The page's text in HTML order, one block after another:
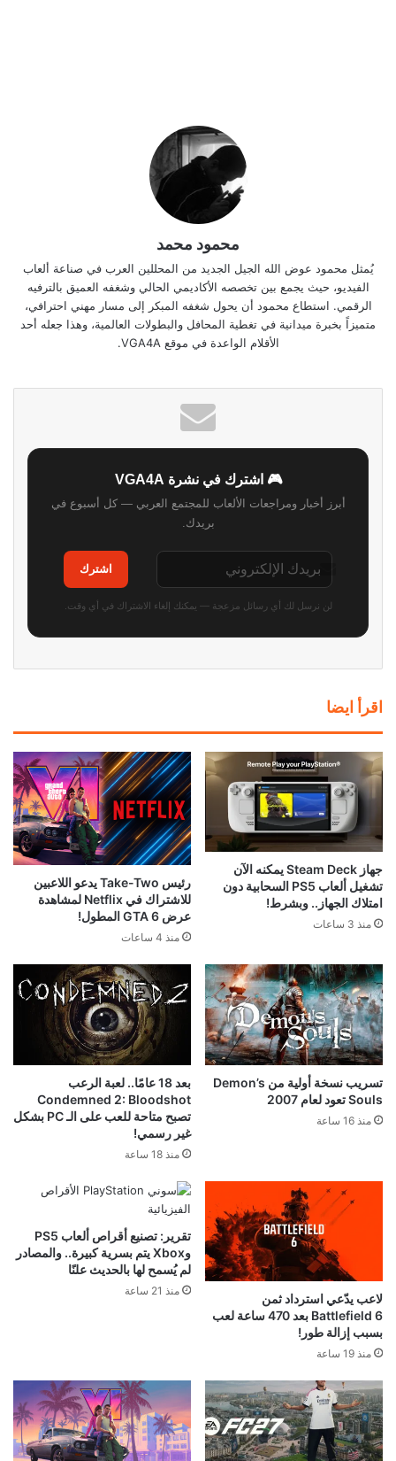
محمود محمد
يُمثل محمود عوض الله الجيل الجديد من المحللين العرب في صناعة ألعاب
الفيديو، حيث يجمع بين تخصصه الأكاديمي الحالي وشغفه العميق بالترفيه
الرقمي. استطاع محمود أن يحول شغفه المبكر إلى مسار مهني احترافي،
متميزاً بخبرة ميدانية في تغطية المحافل والبطولات العالمية، وهذا جعله أحد
الأقلام الواعدة في موقع VGA4A.
🎮 اشترك في نشرة VGA4A
أبرز أخبار ومراجعات الألعاب للمجتمع العربي — كل أسبوع في
بريدك.
اشترك
لن نرسل لك أي رسائل مزعجة — يمكنك إلغاء الاشتراك في أي وقت.
اقرأ ايضا
جهاز Steam Deck يمكنه الآن
تشغيل ألعاب PS5 السحابية دون
امتلاك الجهاز.. وبشرط!
منذ 3 ساعات
رئيس Take-Two يدعو اللاعبين
للاشتراك في Netflix لمشاهدة
عرض GTA 6 المطول!
منذ 4 ساعات
تسريب نسخة أولية من Demon’s
Souls تعود لعام 2007
منذ 16 ساعة
بعد 18 عامًا.. لعبة الرعب
Condemned 2: Bloodshot
تصبح متاحة للعب على الـ PC بشكل
غير رسمي!
منذ 18 ساعة
لاعب يدّعي استرداد ثمن
Battlefield 6 بعد 470 ساعة لعب
بسبب إزالة طور!
منذ 19 ساعة
تقرير: تصنيع أقراص ألعاب PS5
وXbox يتم بسرية كبيرة.. والمصادر
لم يُسمح لها بالحديث علنًا
منذ 21 ساعة